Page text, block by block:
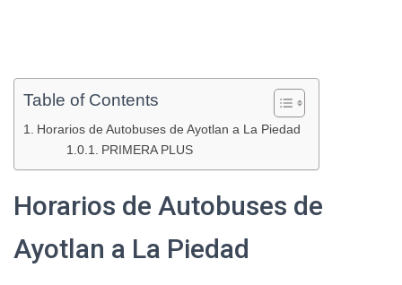
Table of Contents
Horarios de Autobuses de Ayotlan a La Piedad
PRIMERA PLUS
Horarios de Autobuses de
Ayotlan a La Piedad